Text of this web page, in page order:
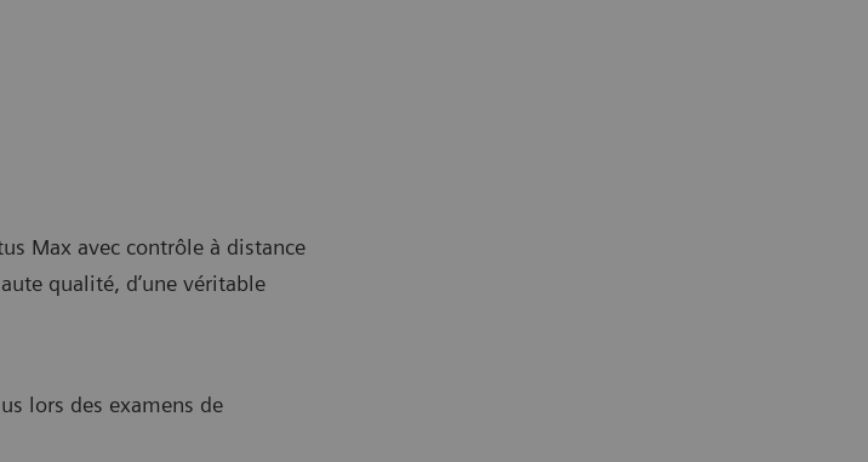
Max avec contrôle à distance
qualité, d’une véritable
lors des examens de